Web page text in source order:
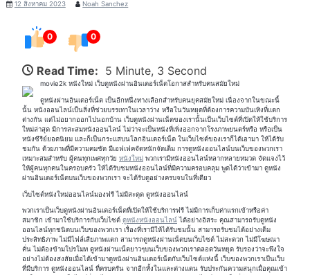
12 สิงหาคม 2023 Noah Sanchez
0 0
Read Time: 5 Minute, 3 Second
movie2k หนังใหม่ เว็บดูหนังผ่านอินเตอร์เน็ตโอกาสสำหรับคนสมัยใหม่
ดูหนังผ่านอินเตอร์เน็ต เป็นอีกหนึ่งทางเลือกสำหรับคนยุคสมัยใหม่ เนื่องจากในขณะนี้
นั้น หนังออนไลน์เป็นสิ่งที่ช่วยบรรเทาในเวลาว่าง หรือในวันหยุดที่ต้องการความบันเทิงที่แตก
ต่างกัน แต่ไม่อยากออกไปนอกบ้าน เว็บดูหนังผ่านเน็ตของเรานั้นเป็นเว็บไซต์ที่เปิดให้ใช้บริการ
ใหม่ล่าสุด มีการสะสมหนังออนไลน์ ไม่ว่าจะเป็นหนังที่เพิ่งออกจากโรงภาพยนตร์หรือ หรือเป็น
หนังซีรีย์ยอดนิยม และก็เป็นกระแสบนโลกอินเตอร์เน็ต ในเว็บไซต์ของเราก็ได้เอามา ให้ได้รับ
ชมกัน ด้วยภาพที่มีความคมชัด มีเอฟเฟคจัดหนักจัดเต็ม การดูหนังออนไลน์บนเว็บของพวกเรา
เหมาะสมสำหรับ ผู้คนทุกเพศทุกวัย หนังใหม่ พวกเรามีหนังออนไลน์หลากหลายหมวด จัดแจงไว้
ให้ผู้คนทุกคนในครอบครัว ให้ได้รับชมหนังออนไลน์ที่มีความครอบคลุม พูดได้ว่าเข้ามา ดูหนัง
ผ่านอินเตอร์เน็ตบนเว็บของพวกเรา จะได้รับดูอย่างครบจบในที่เดียว
เว็บไซต์หนังใหม่ออนไลน์มองฟรี ไม่มีสะดุด ดูหนังออนไลน์
พวกเราเป็นเว็บดูหนังผ่านอินเตอร์เน็ตที่เปิดให้ใช้บริการฟรี ไม่มีการเก็บค่าแรกเข้าหรือค่า
สมาชิก เข้ามาใช้บริการกับเว็บไซต์ ดูหนังหนังออนไลน์ได้อย่างอิสระ คุณสามารถรับดูหนัง
ออนไลน์ทุกชนิดบนเว็บของพวกเรา เรื่องที่เรามีให้ได้รับชมนั้น สามารถรับชมได้อย่างเต็ม
ประสิทธิภาพ ไม่มีไฟล์เสียภาพแตก สามารถดูหนังผ่านเน็ตบนเว็บไซต์ ไม่สะดวก ไม่มีโฆษณา
คั่น ไม่ต้องข้ามโปรโมท ดูหนังผ่านเน็ตยาวๆบนเว็บของพวกเราตลอดวันหยุด รับรองว่าจะพึงใจ
อย่างไม่ต้องสงสัยเมื่อได้เข้ามาดูหนังผ่านอินเตอร์เน็ตกับเว็บไซต์แห่งนี้ เว็บของพวกเราเป็นเว็บ
ที่มีบริการ ดูหนังออนไลน์ ที่ครบครัน จากอีกทั้งในและต่างแดน รับประกันความสนุกเมื่อคุณเข้า